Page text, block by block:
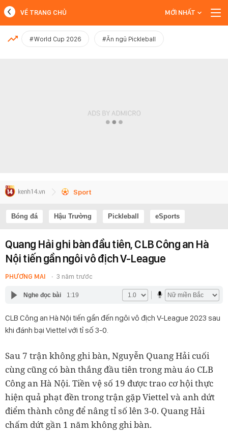
MỚI NHẤT
VỀ TRANG CHỦ MỚI NHẤT
#World Cup 2026 #Ăn ngủ Pickleball
Sport
Bóng đá Hậu Trường Pickleball eSports
Quang Hải ghi bàn đầu tiên, CLB Công an Hà
Nội tiến gần ngôi vô địch V-League
PHƯƠNG MAI 3 năm trước
Nghe đọc bài 1:19
CLB Công an Hà Nội tiến gần đến ngôi vô địch V-League 2023 sau
khi đánh bại Viettel với tỉ số 3-0.
Sau 7 trận không ghi bàn, Nguyễn Quang Hải cuối
cùng cũng có bàn thắng đầu tiên trong màu áo CLB
Công an Hà Nội. Tiền vệ số 19 được trao cơ hội thực
hiện quả phạt đền trong trận gặp Viettel và anh dứt
điểm thành công để nâng tỉ số lên 3-0. Quang Hải
chấm dứt gần 1 năm không ghi bàn.